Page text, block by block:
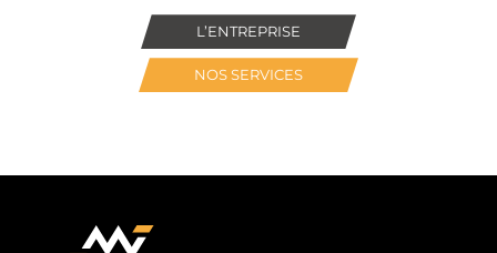
L’ENTREPRISE
NOS SERVICES